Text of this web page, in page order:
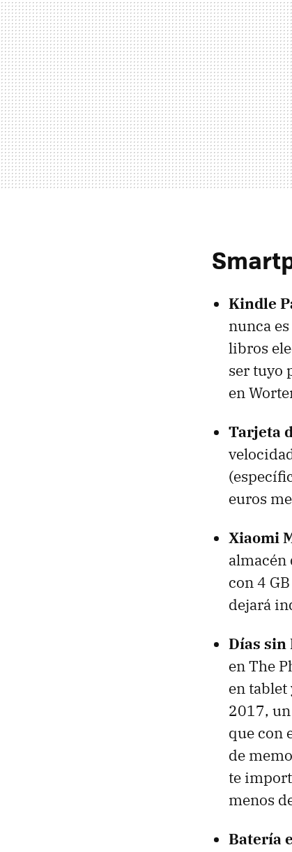
Kindle
nunca
libros
ser tuyo
en
Tarjeta
euros
Xiaomi
almacén
con 4
dejará
Días sin
en The
en tablet
2017,
que con
de
te
menos
Batería